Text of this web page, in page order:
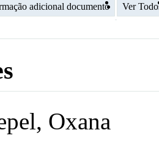
adicional documento Ver
Oxana